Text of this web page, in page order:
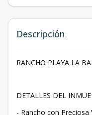
Descripción
RANCHO PLAYA LA
DETALLES DEL
- Rancho con Preciosa